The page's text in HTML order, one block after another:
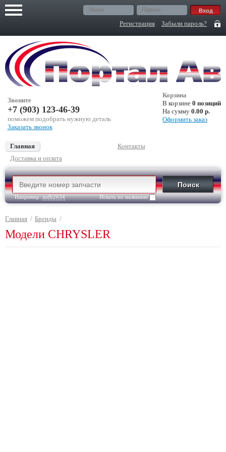
Регистрация Забыли пароль?
Корзина
В корзине 0 позиций
На сумму 0.00 р.
Оформить заказ
Звоните
+7 (903) 123-46-39
поможем подобрать нужную деталь
Заказать звонок
Главная
Контакты
Доставка и оплата
Например:mdb2634 Искать по названию
Главная / Бренды /
Модели CHRYSLER